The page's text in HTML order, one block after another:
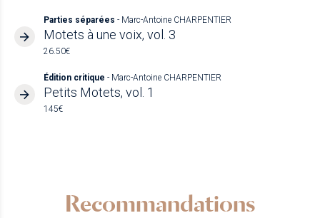
Parties séparées - Marc-Antoine CHARPENTIER
Motets à une voix, vol. 3
26.50€
Édition critique - Marc-Antoine CHARPENTIER
Petits Motets, vol. 1
145€
Recommandations